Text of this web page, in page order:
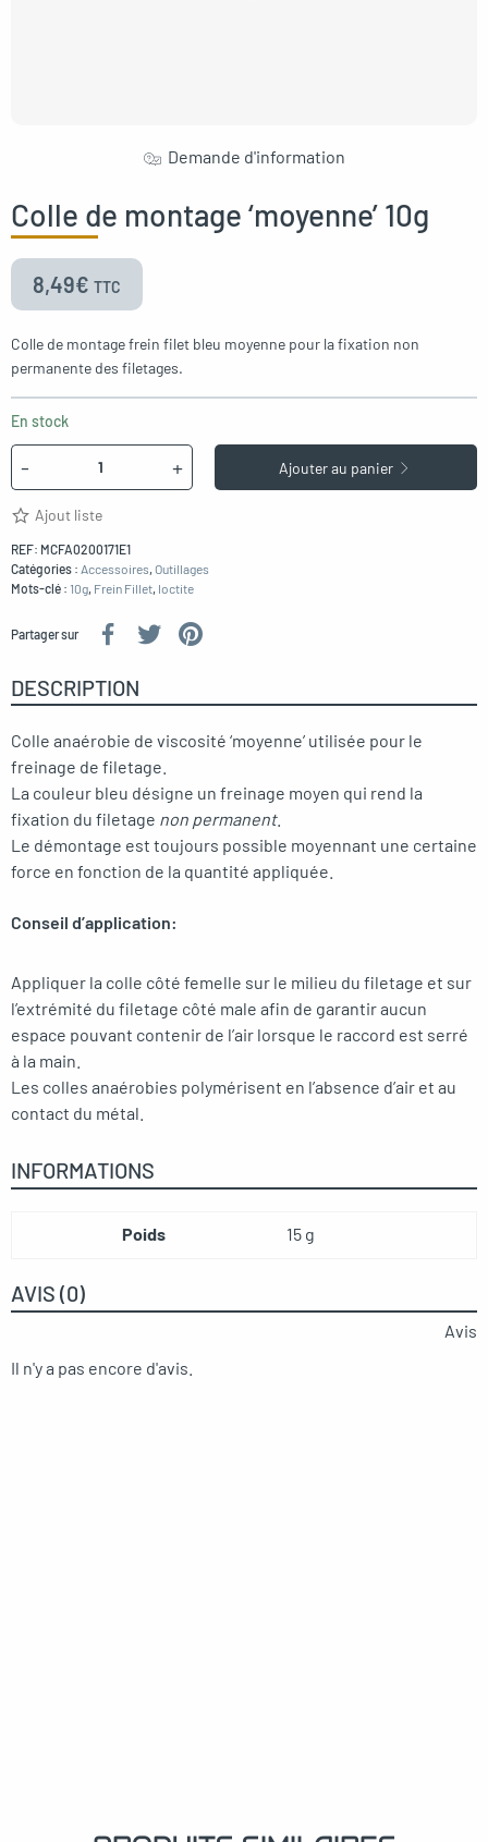
Demande d'information
Colle de montage ‘moyenne’ 10g
8,49€ TTC
Colle de montage frein filet bleu moyenne pour la fixation non
permanente des filetages.
En stock
- + Ajouter au panier
Ajout liste
REF: MCFA0200171E1
Catégories : Accessoires, Outillages
Mots-clé : 10g, Frein Fillet, loctite
Partager sur
DESCRIPTION
Colle anaérobie de viscosité ‘moyenne’ utilisée pour le
freinage de filetage.
La couleur bleu désigne un freinage moyen qui rend la
fixation du filetage non permanent.
Le démontage est toujours possible moyennant une certaine
force en fonction de la quantité appliquée.
Conseil d’application:
Appliquer la colle côté femelle sur le milieu du filetage et sur
l’extrémité du filetage côté male afin de garantir aucun
espace pouvant contenir de l’air lorsque le raccord est serré
à la main.
Les colles anaérobies polymérisent en l’absence d’air et au
contact du métal.
INFORMATIONS
Poids 15 g
AVIS (0)
Avis
Il n'y a pas encore d'avis.
menu